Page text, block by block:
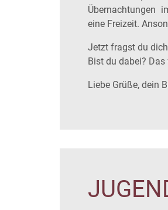
Übernachtungen
eine Freizeit.
Jetzt fragst du dich
Bist du dabei?
Liebe Grüße, dein